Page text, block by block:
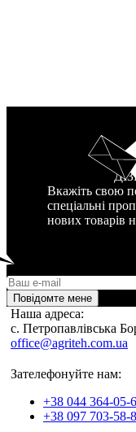
Вкажіть свою
спеціальні
нових товарів
Повідомте мене
Наша адреса:
c. Петропавлівська
office@agriteh.com.ua
Зателефонуйте нам:
+38 044 364-05-
+38 097 703-58-